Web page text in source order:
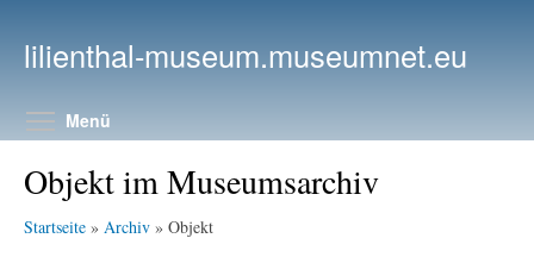
lilienthal-museum.museumnet.eu
Menü
Objekt im Museumsarchiv
Startseite » Archiv » Objekt